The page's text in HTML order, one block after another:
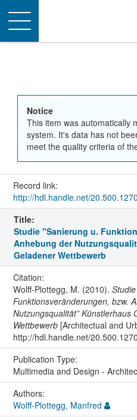
Toggle
navigation
Notice
This item was automatically
system. It's data has not
meet the quality criteria of
Record link:
http://hdl.handle.net/
Title:
Studie "Sanierung u.
Anhebung der
Geladener Wettbewerb
Citation:
Wolff-Plottegg, M. (2010).
Funktionsveränderungen, bzw.
Nutzungsqualität” Künstlerhaus
Wettbewerb[Architectual and
http://hdl.handle.net/
Publication Type:
Multimedia and Design -
Authors:
Wolff-Plottegg, Manfred